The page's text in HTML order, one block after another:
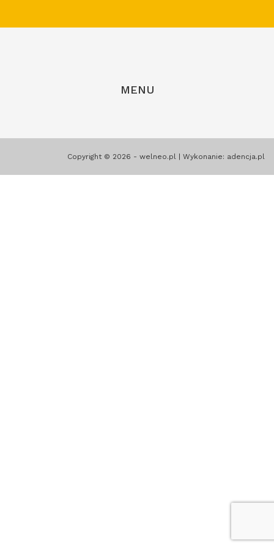
MENU
Copyright © 2026 - welneo.pl | Wykonanie: adencja.pl